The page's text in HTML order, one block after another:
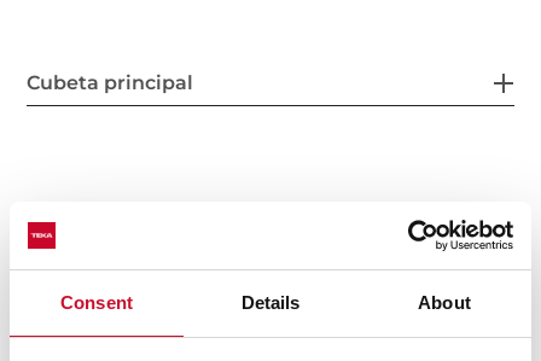
Consent Details About
Cubeta principal
Otros